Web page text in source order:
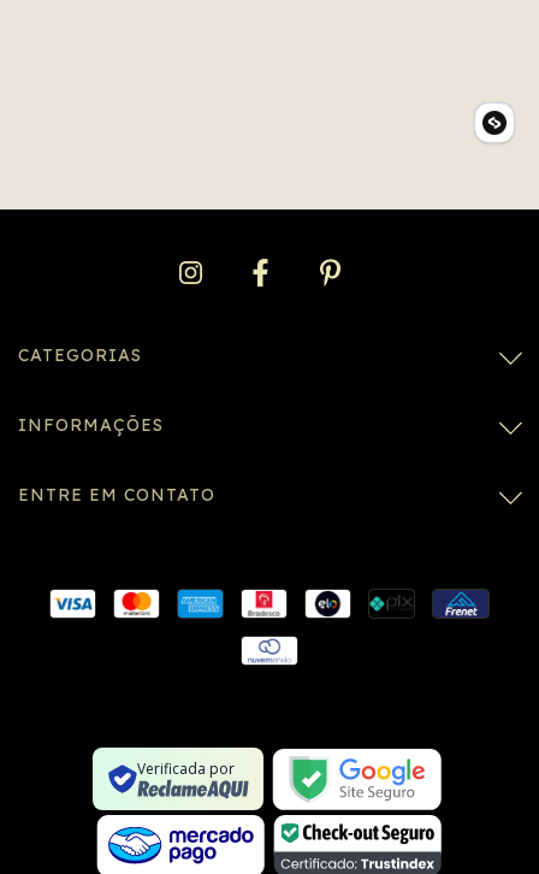
CATEGORIAS
INFORMAÇÕES
ENTRE EM CONTATO
Verificada por
Não é um site na lista negra
Google Safe Browsing